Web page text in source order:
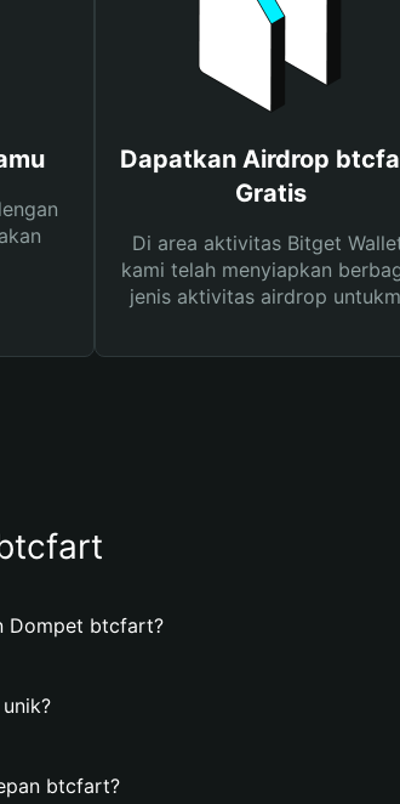
Dapatkan Airdrop
Gratis
Di area aktivitas Bitget
kami telah menyiapkan
jenis aktivitas airdrop
Dompet btcfart?
btcfart?